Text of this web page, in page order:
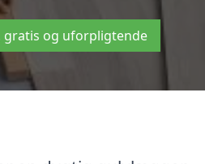
gratis og uforpligtende